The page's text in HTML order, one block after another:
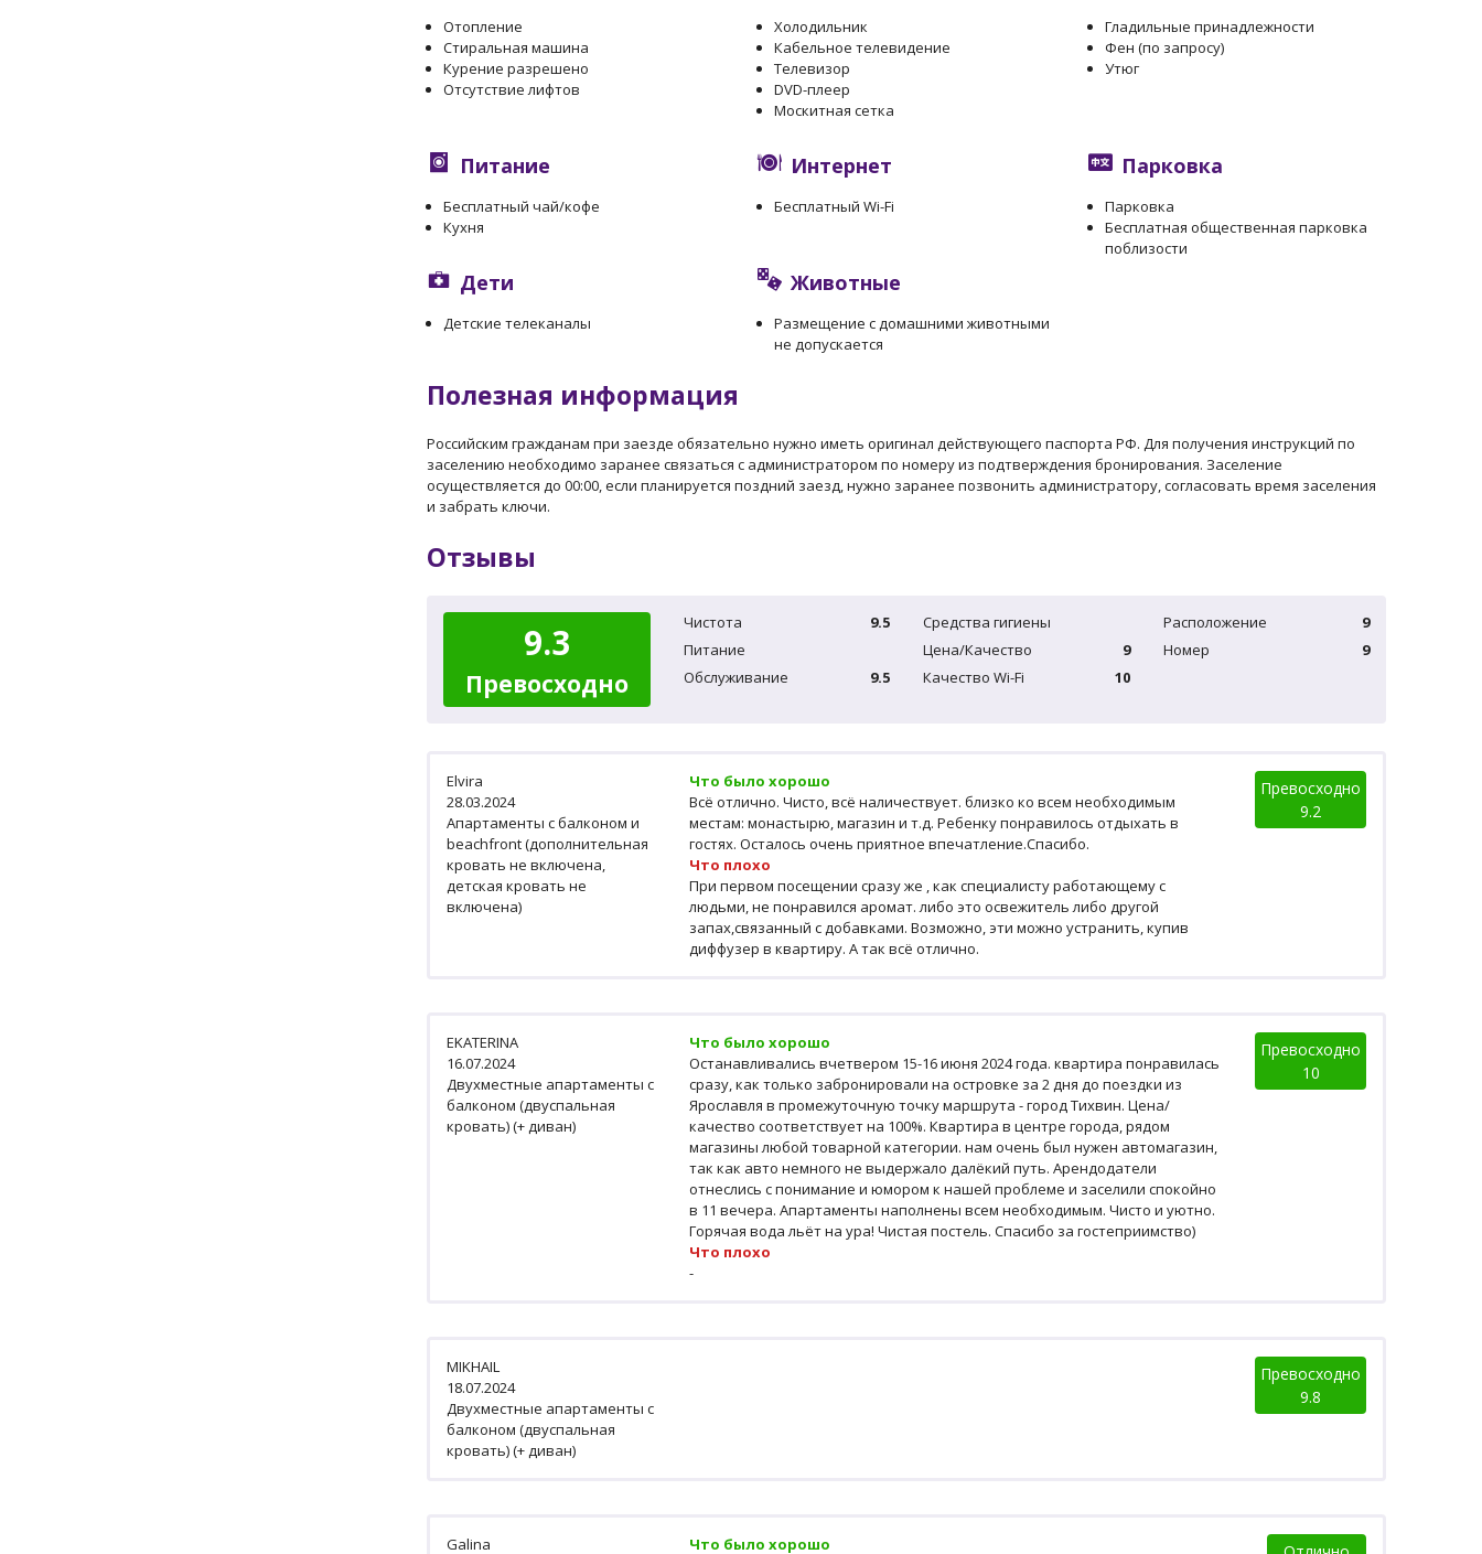
Отопление
Стиральная машина
Курение разрешено
Отсутствие лифтов
Холодильник
Кабельное телевидение
Телевизор
DVD-плеер
Москитная сетка
Гладильные принадлежности
Фен (по запросу)
Утюг
Питание
Бесплатный чай/кофе
Кухня
Интернет
Бесплатный Wi-Fi
Парковка
Парковка
Бесплатная общественная парковка
поблизости
Дети
Детские телеканалы
Животные
Размещение с домашними животными
не допускается
Полезная информация
Российским гражданам при заезде обязательно нужно иметь оригинал действующего паспорта РФ. Для получения инструкций по
заселению необходимо заранее связаться с администратором по номеру из подтверждения бронирования. Заселение
осуществляется до 00:00, если планируется поздний заезд, нужно заранее позвонить администратору, согласовать время заселения
и забрать ключи.
Отзывы
9.3
Превосходно
Чистота
9.5
Питание
Обслуживание
9.5
Средства гигиены
Цена/Качество
9
Качество Wi-Fi
10
Расположение
9
Номер
9
Elvira
28.03.2024
Апартаменты с балконом и
beachfront (дополнительная
кровать не включена,
детская кровать не
включена)
Что было хорошо
Всё отлично. Чисто, всё наличествует. близко ко всем необходимым
местам: монастырю, магазин и т.д. Ребенку понравилось отдыхать в
гостях. Осталось очень приятное впечатление.Спасибо.
Что плохо
При первом посещении сразу же , как специалисту работающему с
людьми, не понравился аромат. либо это освежитель либо другой
запах,связанный с добавками. Возможно, эти можно устранить, купив
диффузер в квартиру. А так всё отлично.
Превосходно
9.2
EKATERINA
16.07.2024
Двухместные апартаменты с
балконом (двуспальная
кровать) (+ диван)
Что было хорошо
Останавливались вчетвером 15-16 июня 2024 года. квартира понравилась
сразу, как только забронировали на островке за 2 дня до поездки из
Ярославля в промежуточную точку маршрута - город Тихвин. Цена/
качество соответствует на 100%. Квартира в центре города, рядом
магазины любой товарной категории. нам очень был нужен автомагазин,
так как авто немного не выдержало далёкий путь. Арендодатели
отнеслись с понимание и юмором к нашей проблеме и заселили спокойно
в 11 вечера. Апартаменты наполнены всем необходимым. Чисто и уютно.
Горячая вода льёт на ура! Чистая постель. Спасибо за гостеприимство)
Что плохо
-
Превосходно
10
MIKHAIL
18.07.2024
Двухместные апартаменты с
балконом (двуспальная
кровать) (+ диван)
Превосходно
9.8
Galina Что было хорошо